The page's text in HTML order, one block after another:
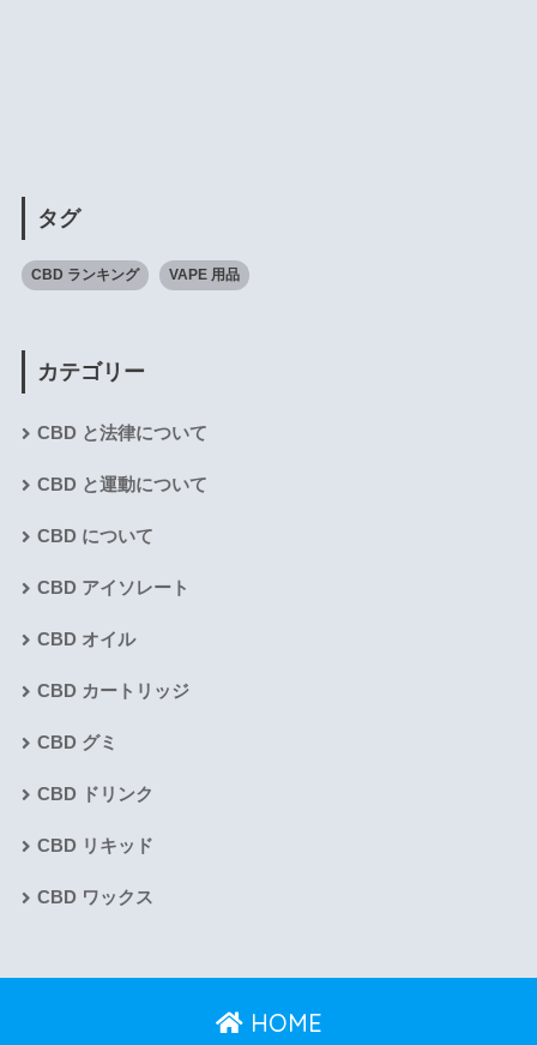
タグ
CBD ランキング VAPE 用品
カテゴリー
CBD と法律について
CBD と運動について
CBD について
CBD アイソレート
CBD オイル
CBD カートリッジ
CBD グミ
CBD ドリンク
CBD リキッド
CBD ワックス
HOME